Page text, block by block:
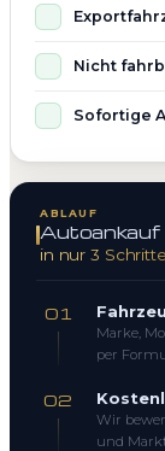
Nicht
Sofortige
ABLAUF
in nur 3
01
Marke,
per
02
Wir
und